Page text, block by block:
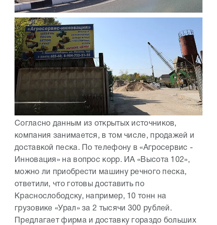
Согласно данным из открытых источников,
компания занимается, в том числе, продажей и
доставкой песка. По телефону в «Агросервис -
Инновация» на вопрос корр. ИА «Высота 102»,
можно ли приобрести машину речного песка,
ответили, что готовы доставить по
Краснослободску, например, 10 тонн на
грузовике «Урал» за 2 тысячи 300 рублей.
Предлагает фирма и доставку гораздо больших